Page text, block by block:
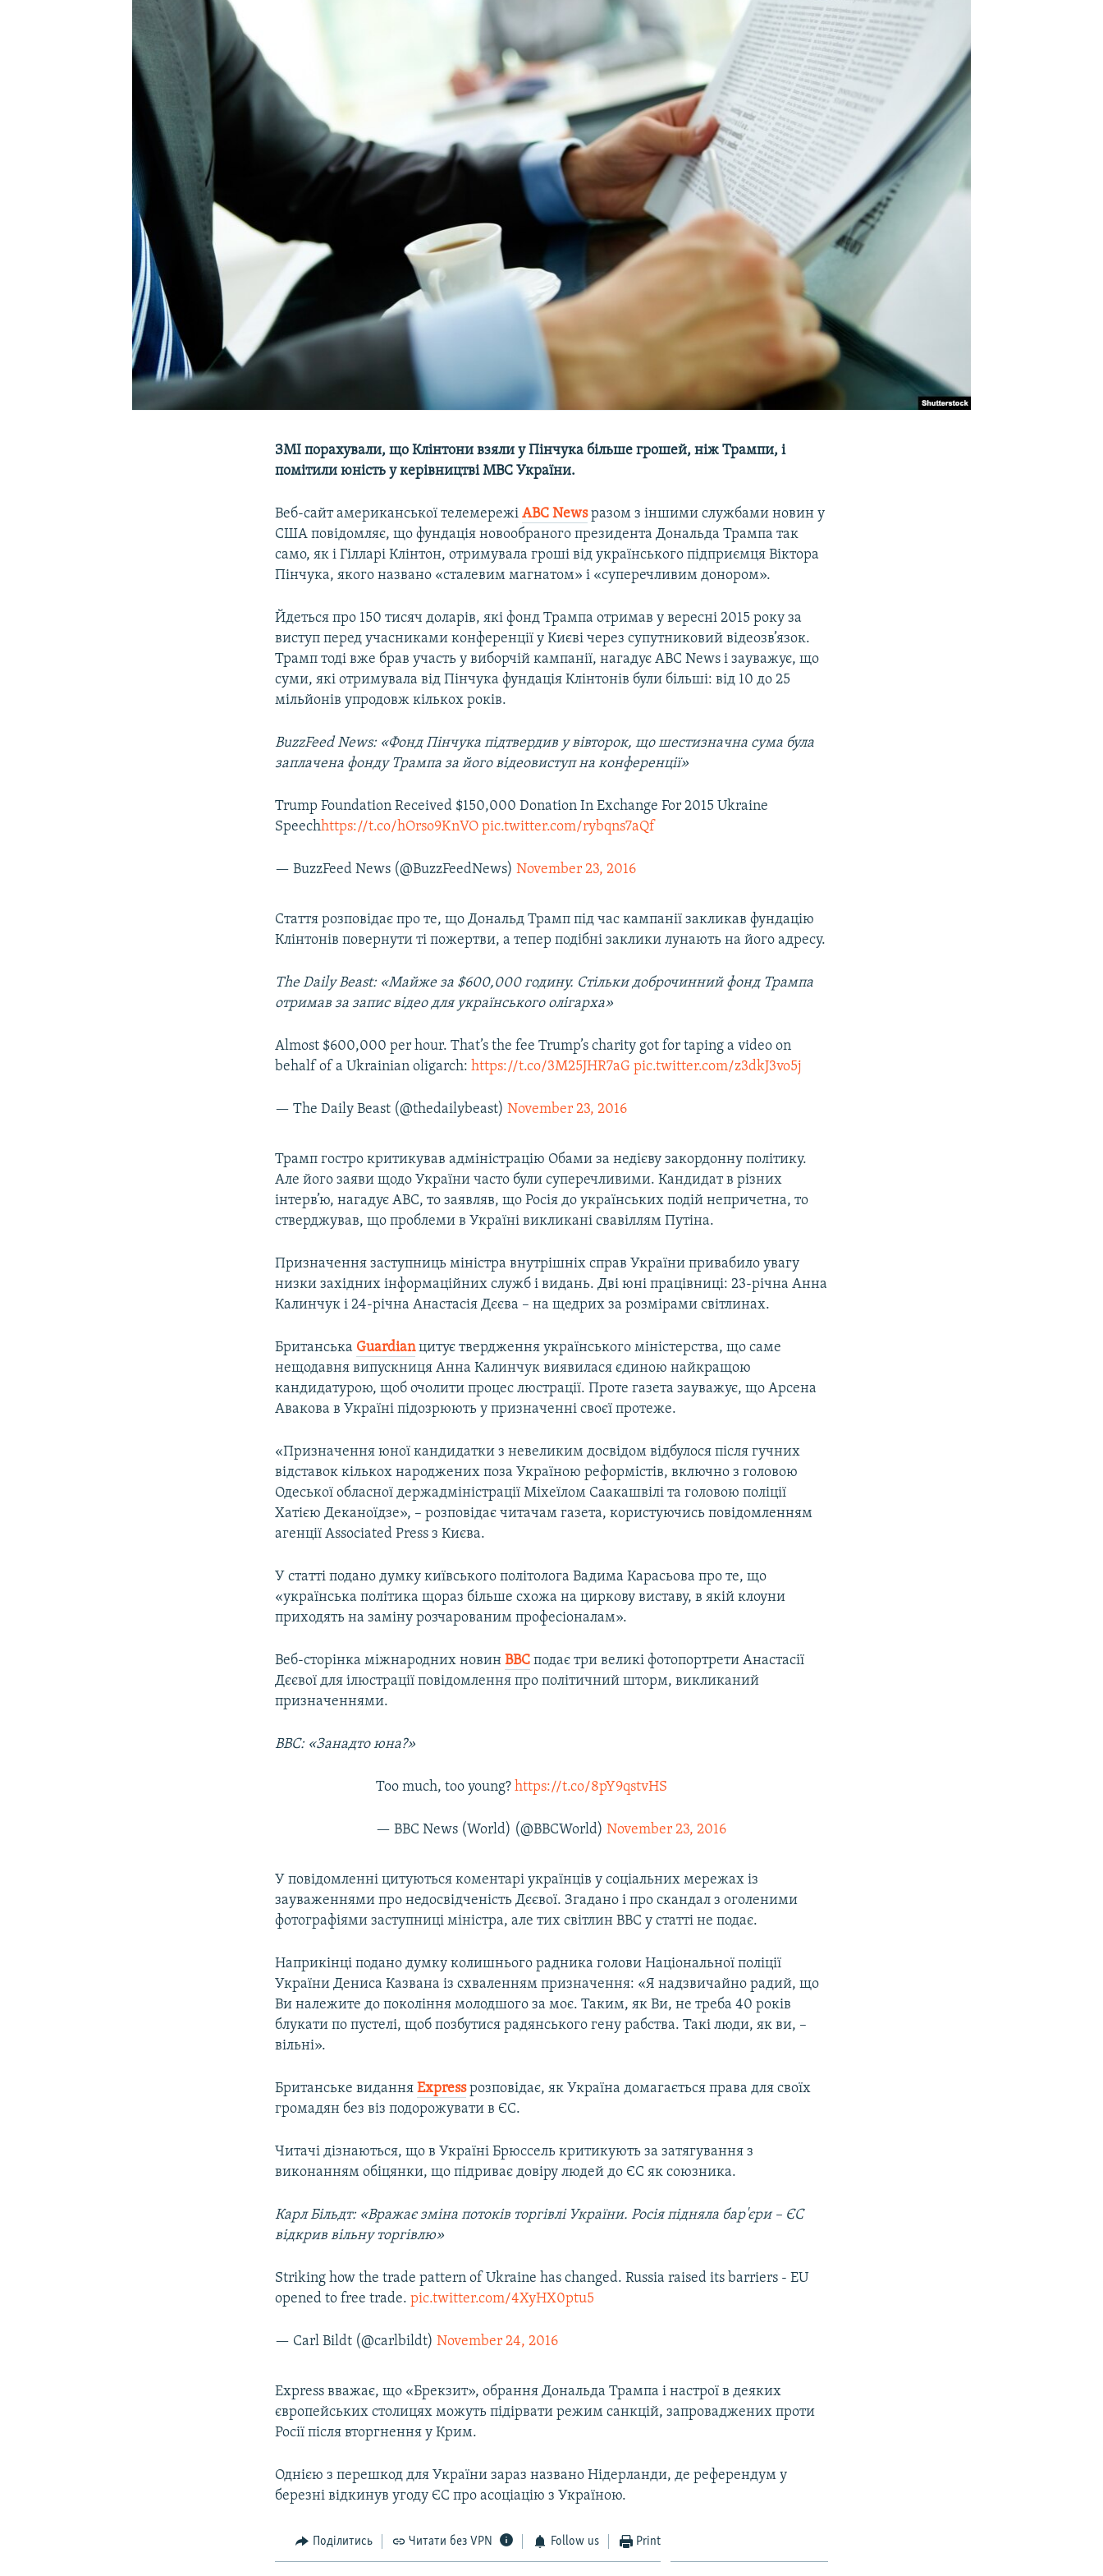
УКРАЇНСЬКА ПРОБЛЕМА КРИМУ
ЗМІ порахували, що Клінтони взяли у Пінчука більше грошей, ніж Трампи, і
помітили юність у керівництві МВС України.
Веб-сайт американської телемережіABC Newsразом з іншими службами новин у
США повідомляє, що фундація новообраного президента Дональда Трампа так
само, як і Гілларі Клінтон, отримувала гроші від українського підприємця Віктора
Пінчука, якого названо «сталевим магнатом» і «суперечливим донором».
Йдеться про 150 тисяч доларів, які фонд Трампа отримав у вересні 2015 року за
виступ перед учасниками конференції у Києві через супутниковий відеозв’язок.
Трамп тоді вже брав участь у виборчій кампанії, нагадує ABC News і зауважує, що
суми, які отримувала від Пінчука фундація Клінтонів були більші: від 10 до 25
мільйонів упродовж кількох років.
BuzzFeed News: «Фонд Пінчука підтвердив у вівторок, що шестизначна сума була
заплачена фонду Трампа за його відеовиступ на конференції»
Trump Foundation Received $150,000 Donation In Exchange For 2015 Ukraine
Speechhttps://t.co/hOrso9KnVO pic.twitter.com/rybqns7aQf
— BuzzFeed News (@BuzzFeedNews)November 23, 2016
Стаття розповідає про те, що Дональд Трамп під час кампанії закликав фундацію
Клінтонів повернути ті пожертви, а тепер подібні заклики лунають на його адресу.
The Daily Beast: «Майже за $600,000 годину. Стільки доброчинний фонд Трампа
отримав за запис відео для українського олігарха»
Almost $600,000 per hour. That’s the fee Trump’s charity got for taping a video on
behalf of a Ukrainian oligarch:https://t.co/3M25JHR7aG pic.twitter.com/z3dkJ3vo5j
— The Daily Beast (@thedailybeast)November 23, 2016
Трамп гостро критикував адміністрацію Обами за недієву закордонну політику.
Але його заяви щодо України часто були суперечливими. Кандидат в різних
інтерв’ю, нагадує ABC, то заявляв, що Росія до українських подій непричетна, то
стверджував, що проблеми в Україні викликані свавіллям Путіна.
Призначення заступниць міністра внутрішніх справ України привабило увагу
низки західних інформаційних служб і видань. Дві юні працівниці: 23-річна Анна
Калинчук і 24-річна Анастасія Дєєва – на щедрих за розмірами світлинах.
Британська Guardianцитує твердження українського міністерства, що саме
нещодавня випускниця Анна Калинчук виявилася єдиною найкращою
кандидатурою, щоб очолити процес люстрації. Проте газета зауважує, що Арсена
Авакова в Україні підозрюють у призначенні своєї протеже.
«Призначення юної кандидатки з невеликим досвідом відбулося після гучних
відставок кількох народжених поза Україною реформістів, включно з головою
Одеської обласної держадміністрації Міхеїлом Саакашвілі та головою поліції
Хатією Деканоїдзе», – розповідає читачам газета, користуючись повідомленням
агенції Associated Press з Києва.
У статті подано думку київського політолога Вадима Карасьова про те, що
«українська політика щораз більше схожа на циркову виставу, в якій клоуни
приходять на заміну розчарованим професіоналам».
Веб-сторінка міжнародних новинBBC подає три великі фотопортрети Анастасії
Дєєвої для ілюстрації повідомлення про політичний шторм, викликаний
призначеннями.
BBC: «Занадто юна?»
Too much, too young?https://t.co/8pY9qstvHS
— BBC News (World) (@BBCWorld)November 23, 2016
У повідомленні цитуються коментарі українців у соціальних мережах із
зауваженнями про недосвідченість Дєєвої. Згадано і про скандал з оголеними
фотографіями заступниці міністра, але тих світлин BBC у статті не подає.
Наприкінці подано думку колишнього радника голови Національної поліції
України Дениса Казвана із схваленням призначення: «Я надзвичайно радий, що
Ви належите до покоління молодшого за моє. Таким, як Ви, не треба 40 років
блукати по пустелі, щоб позбутися радянського гену рабства. Такі люди, як ви, –
вільні».
Британське виданняExpressрозповідає, як Україна домагається права для своїх
громадян без віз подорожувати в ЄС.
Читачі дізнаються, що в Україні Брюссель критикують за затягування з
виконанням обіцянки, що підриває довіру людей до ЄС як союзника.
Карл Більдт: «Вражає зміна потоків торгівлі України. Росія підняла бар'єри – ЄС
відкрив вільну торгівлю»
Striking how the trade pattern of Ukraine has changed. Russia raised its barriers - EU
opened to free trade.pic.twitter.com/4XyHX0ptu5
— Carl Bildt (@carlbildt)November 24, 2016
Express вважає, що «Брекзит», обрання Дональда Трампа і настрої в деяких
європейських столицях можуть підірвати режим санкцій, запроваджених проти
Росії після вторгнення у Крим.
Однією з перешкод для України зараз названо Нідерланди, де референдум у
березні відкинув угоду ЄС про асоціацію з Україною.
Поділитись Читати без VPN Follow us Print